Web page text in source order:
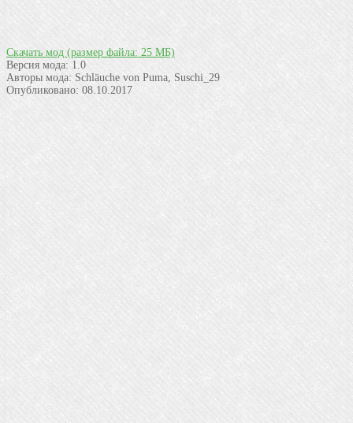
Скачать мод (размер файла: 25 МБ)
Версия мода: 1.0
Авторы мода: Schläuche von Puma, Suschi_29
Опубликовано: 08.10.2017